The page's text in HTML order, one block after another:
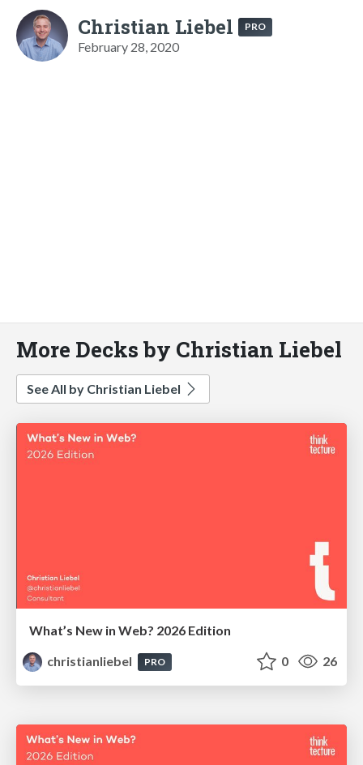
Christian Liebel PRO
February 28, 2020
More Decks by Christian Liebel
See All by Christian Liebel
What’s New in Web? 2026 Edition
christianliebel
PRO 0 26